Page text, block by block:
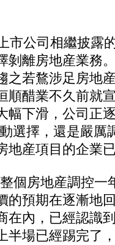
公司相繼披露
剝離房地産業務
之若鶩涉足房地
順醋業不久前就
幅下滑，公司正
選擇，還是嚴厲
地産項目的企業
個房地産調控一
的預期在逐漸地
在內，已經認識
半場已經踢完了